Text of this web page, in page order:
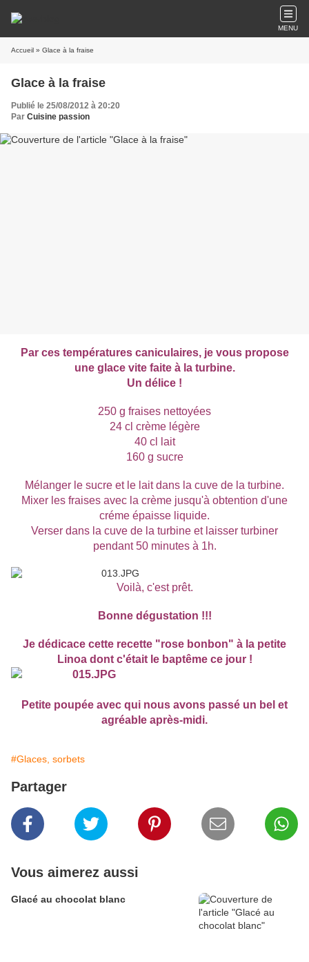
MENU
Accueil » Glace à la fraise
Glace à la fraise
Publié le 25/08/2012 à 20:20
Par Cuisine passion
Par ces températures caniculaires, je vous propose
une glace vite faite à la turbine.
Un délice !
250 g fraises nettoyées
24 cl crème légère
40 cl lait
160 g sucre
Mélanger le sucre et le lait dans la cuve de la turbine.
Mixer les fraises avec la crème jusqu'à obtention d'une
créme épaisse liquide.
Verser dans la cuve de la turbine et laisser turbiner
pendant 50 minutes à 1h.
Voilà, c'est prêt.
Bonne dégustation !!!
Je dédicace cette recette "rose bonbon" à la petite
Linoa dont c'était le baptême ce jour !
Petite poupée avec qui nous avons passé un bel et
agréable après-midi.
#Glaces, sorbets
Partager
Vous aimerez aussi
Glacé au chocolat blanc